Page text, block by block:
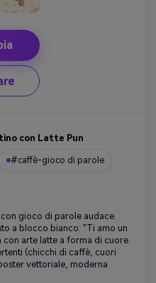
con Latte Pun
#caffè-gioco di parole
gioco di parole audace.
a blocco bianco: "Ti amo un
con arte latte a forma di cuore.
(chicchi di caffè, cuori
vettoriale, moderna